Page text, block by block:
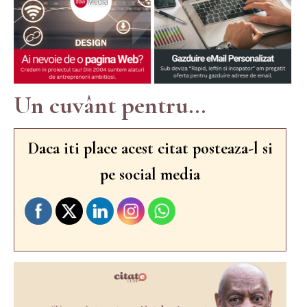
Un cuvânt pentru...
Daca iti place acest citat posteaza-l si
pe social media